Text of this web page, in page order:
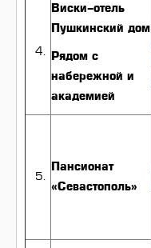
Виски-отель
Пушкинский дом
Рядом с
набережной и
академией
Пансионат
«Севастополь»